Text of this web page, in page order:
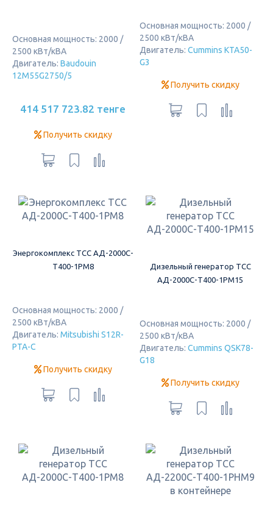
Основная мощность: 2000 /
2500 кВт/кВА
Двигатель: Baudouin
12M55G2750/5
414 517 723.82 тенге
Получить скидку
Основная мощность: 2000 /
2500 кВт/кВА
Двигатель: Cummins KTA50-
G3
Получить скидку
Энергокомплекс ТСС АД-2000С-
Т400-1РМ8
Основная мощность: 2000 /
2500 кВт/кВА
Двигатель: Mitsubishi S12R-
PTA-C
Получить скидку
Дизельный генератор ТСС
АД-2000С-Т400-1РМ15
Основная мощность: 2000 /
2500 кВт/кВА
Двигатель: Cummins QSK78-
G18
Получить скидку